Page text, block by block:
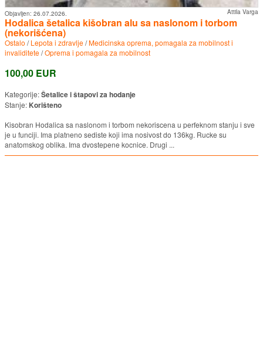
Attila Varga
Objavljen: 26.07.2026.
Hodalica šetalica kišobran alu sa naslonom i torbom
(nekorišćena)
Ostalo /Lepota i zdravlje/Medicinska oprema, pomagala za mobilnost i
invaliditete/Oprema i pomagala za mobilnost
100,00 EUR
Kategorije:Šetalice i štapovi za hodanje
Stanje: Korišteno
Kisobran Hodalica sa naslonom i torbom nekoriscena u perfeknom stanju i sve
je u funciji. Ima platneno sediste koji ima nosivost do 136kg. Rucke su
anatomskog oblika. Ima dvostepene kocnice. Drugi ...